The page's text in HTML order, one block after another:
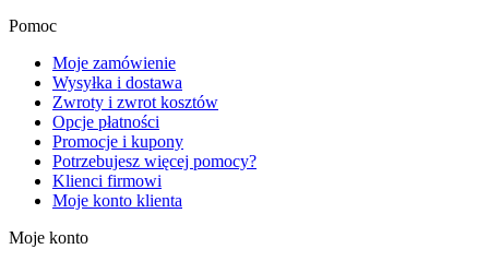
Pomoc
Moje zamówienie
Wysyłka i dostawa
Zwroty i zwrot kosztów
Opcje płatności
Promocje i kupony
Potrzebujesz więcej pomocy?
Klienci firmowi
Moje konto klienta
Moje konto